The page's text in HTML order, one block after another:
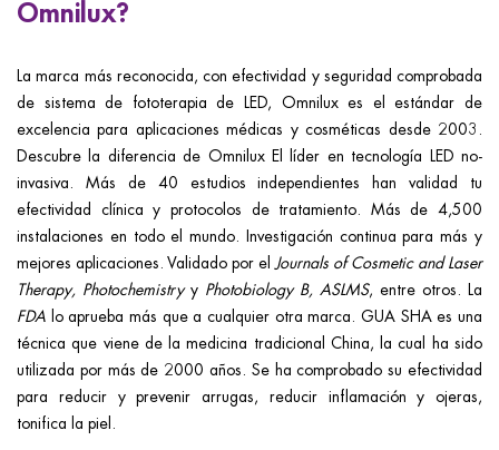
Omnilux?
La marca más reconocida, con efectividad y seguridad comprobada
de sistema de fototerapia de LED, Omnilux es el estándar de
excelencia para aplicaciones médicas y cosméticas desde 2003.
Descubre la diferencia de Omnilux El líder en tecnología LED no-
invasiva. Más de 40 estudios independientes han validad tu
efectividad clínica y protocolos de tratamiento. Más de 4,500
instalaciones en todo el mundo. Investigación continua para más y
mejores aplicaciones. Validado por elJournals of Cosmetic and Laser
Therapy, Photochemistry y Photobiology B, ASLMS, entre otros. La
FDA lo aprueba más que a cualquier otra marca. GUA SHA es una
técnica que viene de la medicina tradicional China, la cual ha sido
utilizada por más de 2000 años. Se ha comprobado su efectividad
para reducir y prevenir arrugas, reducir inflamación y ojeras,
tonifica la piel.